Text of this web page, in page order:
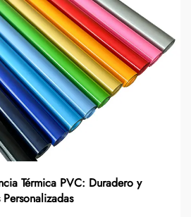
Térmica PVC: Duradero y